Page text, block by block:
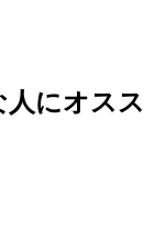
にオスス